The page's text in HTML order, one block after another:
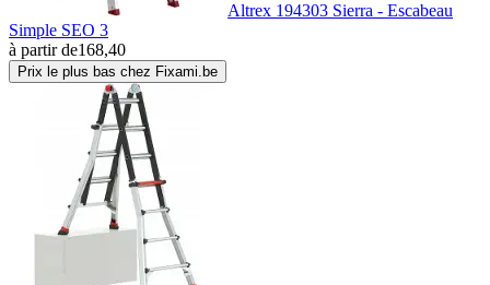
Altrex 194303 Sierra - Escabeau
Simple SEO 3
à partir de168,40
Prix le plus bas chez Fixami.be